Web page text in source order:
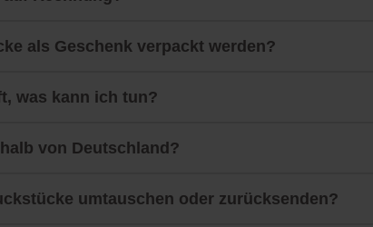
als Geschenk verpackt werden?
was kann ich tun?
von Deutschland?
umtauschen oder zurücksenden?